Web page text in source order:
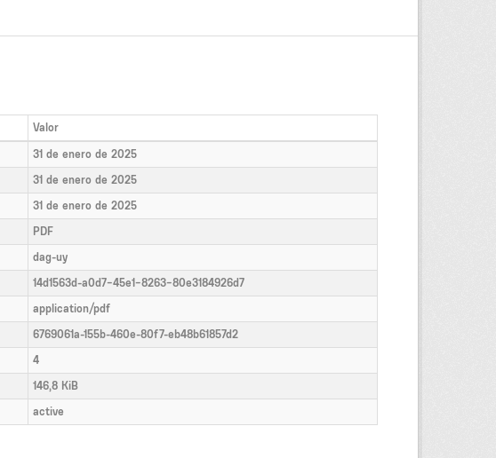
Valor
31 de enero de 2025
31 de enero de 2025
31 de enero de 2025
PDF
dag-uy
14d1563d-a0d7-45e1-8263-80e3184926d7
application/pdf
6769061a-155b-460e-80f7-eb48b61857d2
4
146,8 KiB
active